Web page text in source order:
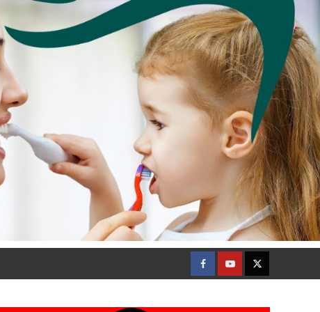
FacebookYoutubeTwitter